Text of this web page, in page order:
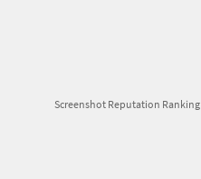
Screenshot Reputation Ranking